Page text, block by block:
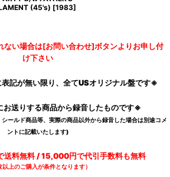
(45's) [1983]
ない場合は[お問い合わせ]ボタンよりお申し付
け下さい
記が無い限り、全てUSオリジナル盤です※
送りする商品から録音したものです※
ールド商品等、実際の商品以外から録音した場合は別途コメ
ントに記載いたします)
料無料 / 15,000円で代引手数料も無料
以上のご購入が条件となります）